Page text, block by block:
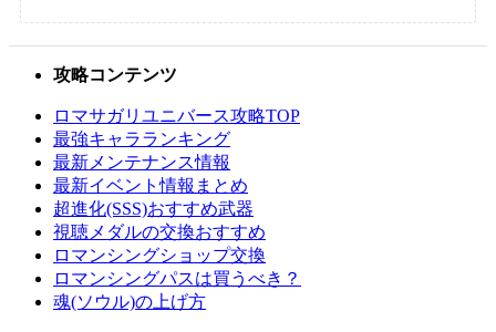
攻略コンテンツ
ロマサガリユニバース攻略TOP
最強キャラランキング
最新メンテナンス情報
最新イベント情報まとめ
超進化(SSS)おすすめ武器
視聴メダルの交換おすすめ
ロマンシングショップ交換
ロマンシングパスは買うべき？
魂(ソウル)の上げ方